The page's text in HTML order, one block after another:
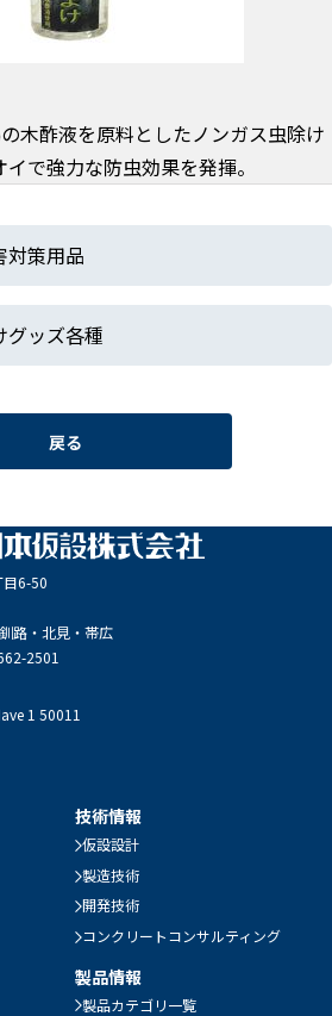
木酢液を原料としたノンガス虫除け
で強力な防虫効果を発揮。
策用品
ッズ各種
戻る
6-50
路・北見・帯広
2501
1 50011
技術情報
仮設設計
製造技術
開発技術
コンクリートコンサルティング
製品情報
製品カテゴリ一覧